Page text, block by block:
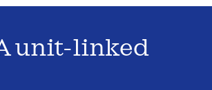
unit-linked